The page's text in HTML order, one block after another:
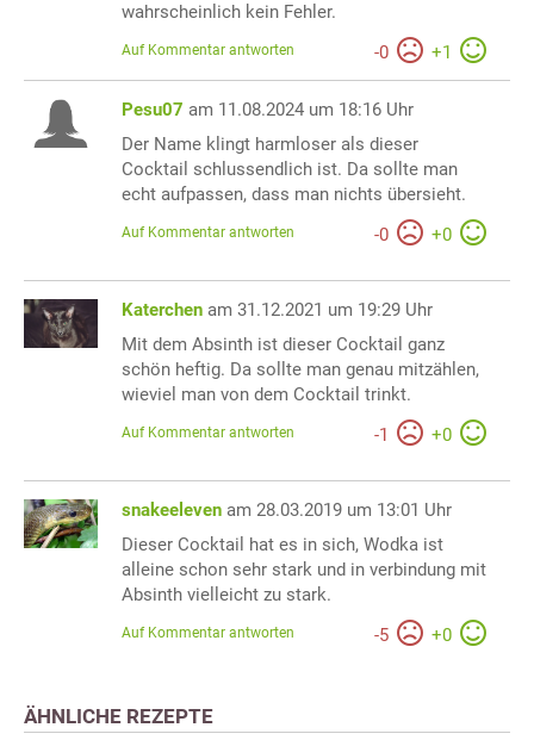
wahrscheinlich kein Fehler.
-0 +1
Auf Kommentar antworten
Pesu07 am 11.08.2024 um 18:16 Uhr
Der Name klingt harmloser als dieser
Cocktail schlussendlich ist. Da sollte man
echt aufpassen, dass man nichts übersieht.
-0 +0
Auf Kommentar antworten
Katerchen am 31.12.2021 um 19:29 Uhr
Mit dem Absinth ist dieser Cocktail ganz
schön heftig. Da sollte man genau mitzählen,
wieviel man von dem Cocktail trinkt.
-1 +0
Auf Kommentar antworten
snakeeleven am 28.03.2019 um 13:01 Uhr
Dieser Cocktail hat es in sich, Wodka ist
alleine schon sehr stark und in verbindung mit
Absinth vielleicht zu stark.
-5 +0
Auf Kommentar antworten
ÄHNLICHE REZEPTE